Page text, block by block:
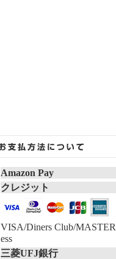
Amazon Pay
クレジット
VISA/Diners Club/
ess
三菱UFJ銀行